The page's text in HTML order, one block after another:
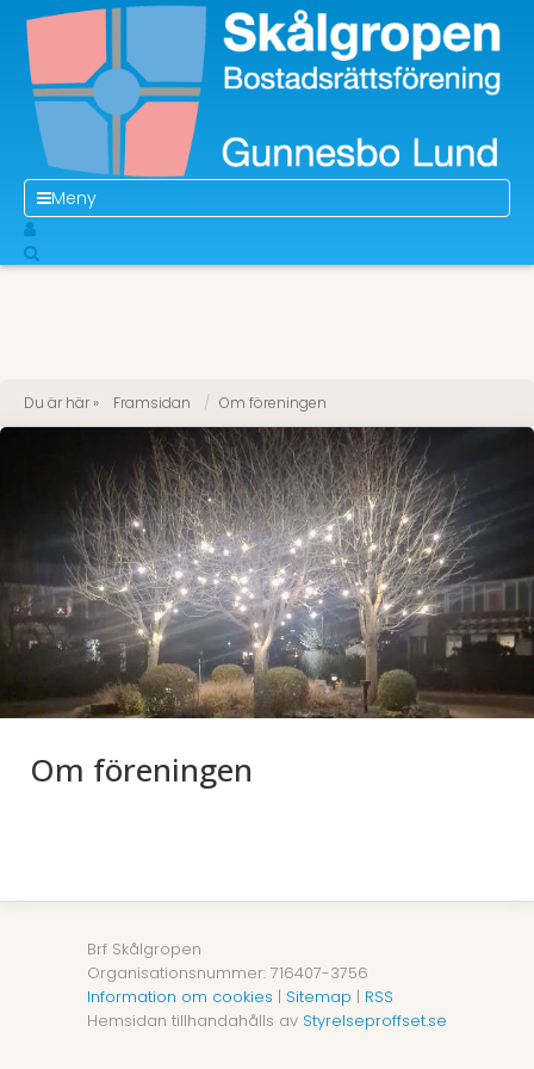
Meny
Du är här » Framsidan Om föreningen
Om föreningen
Brf Skålgropen
Organisationsnummer: 716407-3756
Information om cookies | Sitemap | RSS
Hemsidan tillhandahålls av Styrelseproffset.se